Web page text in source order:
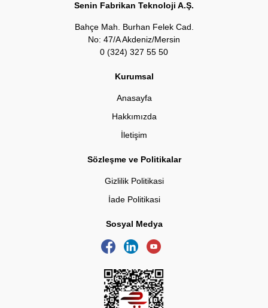
Senin Fabrikan Teknoloji A.Ş.
Bahçe Mah. Burhan Felek Cad.
No: 47/A Akdeniz/Mersin
0 (324) 327 55 50
Kurumsal
Anasayfa
Hakkımızda
İletişim
Sözleşme ve Politikalar
Gizlilik Politikasi
İade Politikasi
Sosyal Medya